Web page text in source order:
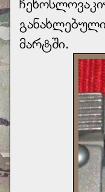
მარტში.